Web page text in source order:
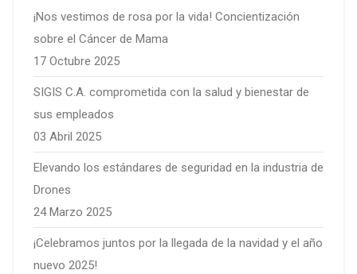
¡Nos vestimos de rosa por la vida! Concientización
sobre el Cáncer de Mama
17 Octubre 2025
SIGIS C.A. comprometida con la salud y bienestar de
sus empleados
03 Abril 2025
Elevando los estándares de seguridad en la industria de
Drones
24 Marzo 2025
¡Celebramos juntos por la llegada de la navidad y el año
nuevo 2025!